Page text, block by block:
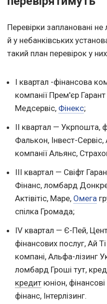
Перевірки заплановані
й у небанківських
такий план перевірок у
I квартал -фінансова
компанії Прем'єр
Медсервіс, Фінекс;
II квартал — Укрпошта,
Фалькон, Інвест-Сервіс,
компанії Альянс,
III квартал — Свіфт
Фінанс, ломбард
Актівітіс, Маре, Омега
спілка Громада;
IV квартал — Є-Пей,
фінансових послуг, Ай
компані, Альфа-лізинг
ломбард Гроші тут,
кредит юніон,
фінанс, Інтерлізинг.